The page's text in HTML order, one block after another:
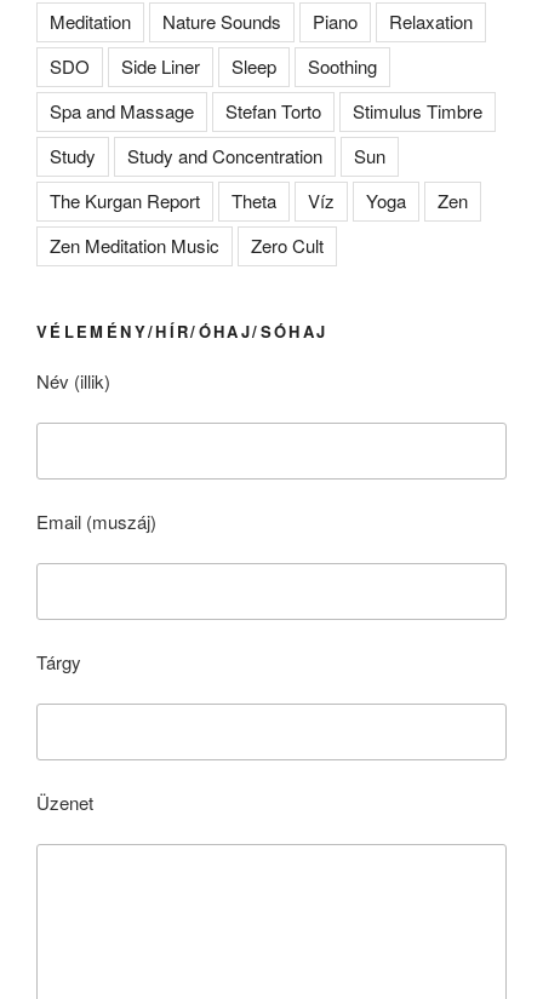
Meditation Nature Sounds Piano
Relaxation
SDO
Side Liner Sleep
Soothing
Spa and Massage
Stefan Torto
Stimulus Timbre
Study
Study and Concentration
Sun
The Kurgan Report
Theta Víz Yoga
Zen
Zen Meditation Music
Zero Cult
VÉLEMÉNY/HÍR/ÓHAJ/SÓHAJ
Név (illik)
Email (muszáj)
Tárgy
Üzenet